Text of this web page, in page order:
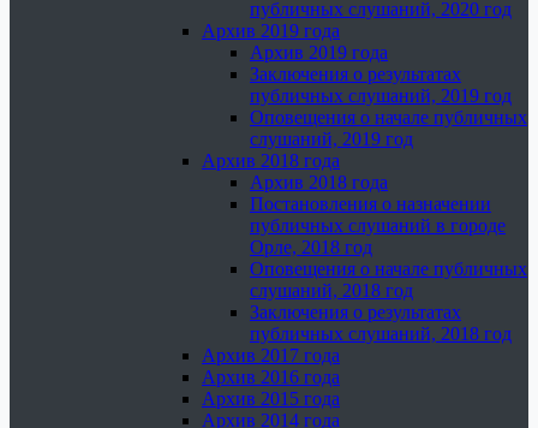
публичных слушаний, 2020 год
Архив 2019 года
Архив 2019 года
Заключения о результатах
публичных слушаний, 2019 год
Оповещения о начале публичных
слушаний, 2019 год
Архив 2018 года
Архив 2018 года
Постановления о назначении
публичных слушаний в городе
Орле, 2018 год
Оповещения о начале публичных
слушаний, 2018 год
Заключения о результатах
публичных слушаний, 2018 год
Архив 2017 года
Архив 2016 года
Архив 2015 года
Архив 2014 года